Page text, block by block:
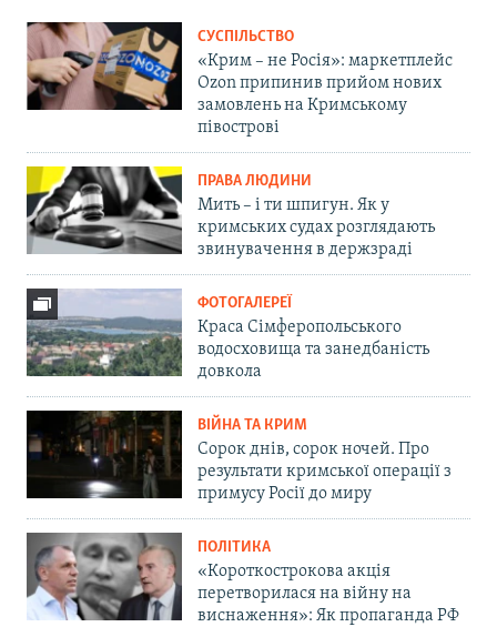
СУСПІЛЬСТВО
«Крим – не Росія»: маркетплейс
Ozon припинив прийом нових
замовлень на Кримському
півострові
ПРАВА ЛЮДИНИ
Мить – і ти шпигун. Як у
кримських судах розглядають
звинувачення в держзраді
ФОТОГАЛЕРЕЇ
Краса Сімферопольського
водосховища та занедбаність
довкола
ВІЙНА ТА КРИМ
Сорок днів, сорок ночей. Про
результати кримської операції з
примусу Росії до миру
ПОЛІТИКА
«Короткострокова акція
перетворилася на війну на
виснаження»: Як пропаганда РФ